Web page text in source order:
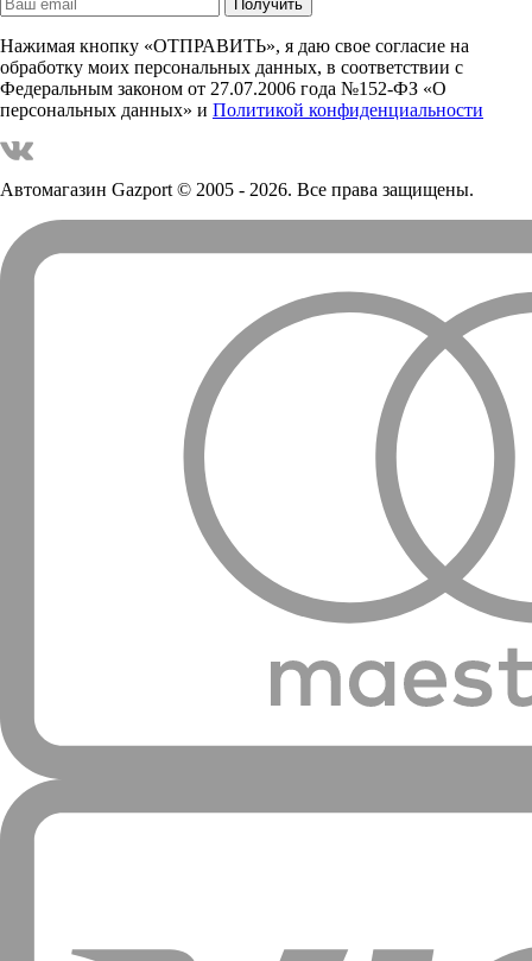
Нажимая кнопку «ОТПРАВИТЬ», я даю свое согласие на
обработку моих персональных данных, в соответствии с
Федеральным законом от 27.07.2006 года №152-ФЗ «О
персональных данных» и Политикой конфиденциальности
Автомагазин Gazport© 2005 - 2026. Все права защищены.